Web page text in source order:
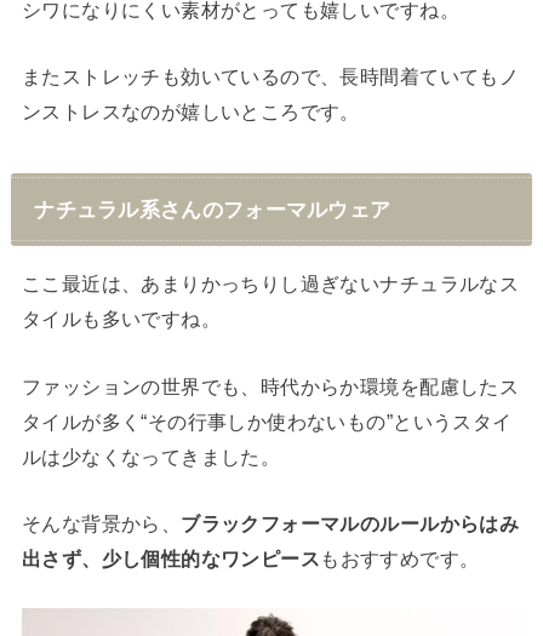
シワになりにくい素材がとっても嬉しいですね。
またストレッチも効いているので、長時間着ていてもノ
ンストレスなのが嬉しいところです。
ナチュラル系さんのフォーマルウェア
ここ最近は、あまりかっちりし過ぎないナチュラルなス
タイルも多いですね。
ファッションの世界でも、時代からか環境を配慮したス
タイルが多く“その行事しか使わないもの”というスタイ
ルは少なくなってきました。
そんな背景から、 ブラックフォーマルのルールからはみ
出さず、少し個性的なワンピース もおすすめです。